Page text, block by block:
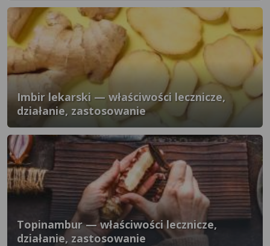
Imbir lekarski — właściwości lecznicze,
działanie, zastosowanie
Topinambur — właściwości lecznicze,
działanie, zastosowanie